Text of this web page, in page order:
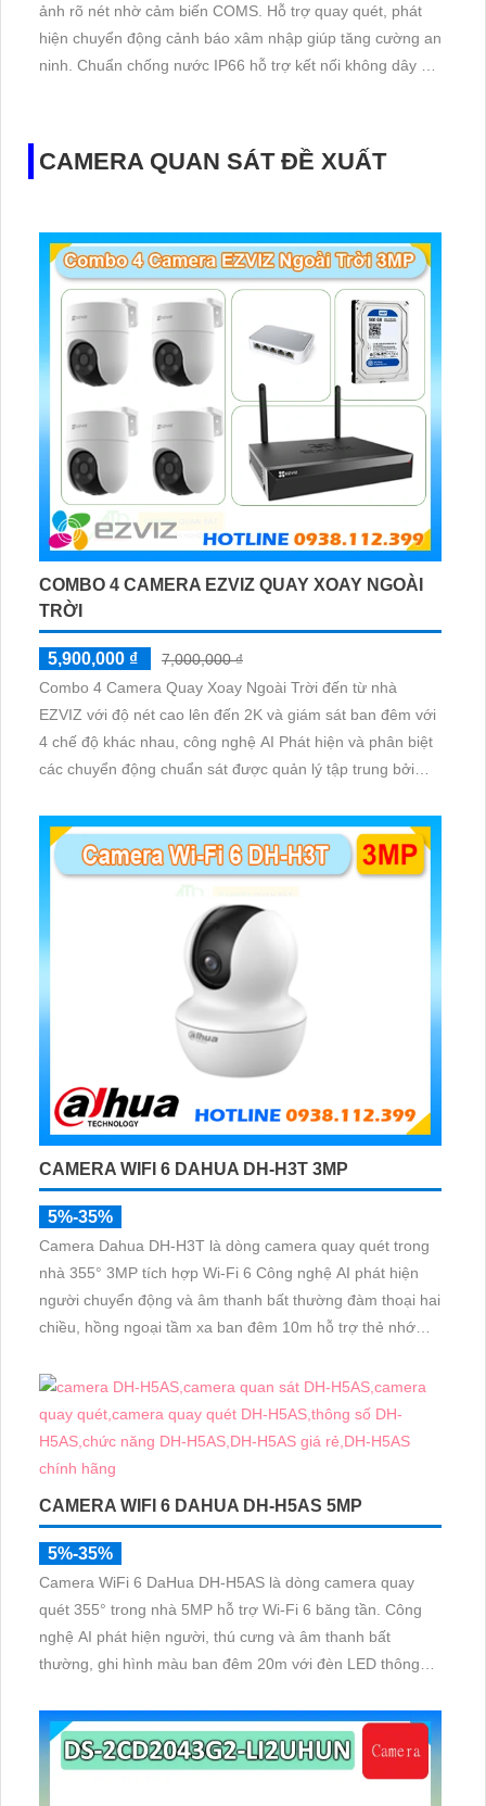
ảnh rõ nét nhờ cảm biến COMS. Hỗ trợ quay quét, phát
hiện chuyển động cảnh báo xâm nhập giúp tăng cường an
ninh. Chuẩn chống nước IP66 hỗ trợ kết nối không dây với
CAMERA QUAN SÁT ĐỀ XUẤT
COMBO 4 CAMERA EZVIZ QUAY XOAY NGOÀI
TRỜI
5,900,000 ₫
7,000,000 ₫
Combo 4 Camera Quay Xoay Ngoài Trời đến từ nhà
EZVIZ với độ nét cao lên đến 2K và giám sát ban đêm với
4 chế độ khác nhau, công nghệ AI Phát hiện và phân biệt
các chuyển động chuẩn sát được quản lý tập trung bởi
CAMERA WIFI 6 DAHUA DH-H3T 3MP
5%-35%
Camera Dahua DH-H3T là dòng camera quay quét trong
nhà 355° 3MP tích hợp Wi-Fi 6 Công nghệ AI phát hiện
người chuyển động và âm thanh bất thường đàm thoại hai
chiều, hồng ngoại tầm xa ban đêm 10m hỗ trợ thẻ nhớ
DMSS
CAMERA WIFI 6 DAHUA DH-H5AS 5MP
5%-35%
Camera WiFi 6 DaHua DH-H5AS là dòng camera quay
quét 355° trong nhà 5MP hỗ trợ Wi-Fi 6 băng tần. Công
nghệ AI phát hiện người, thú cưng và âm thanh bất
thường, ghi hình màu ban đêm 20m với đèn LED thông
ứng dụng DMSS,